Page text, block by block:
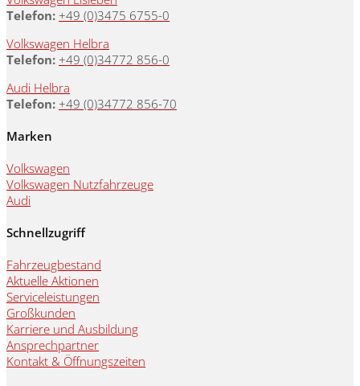
Telefon: +49 (0)3475 6755-0
Volkswagen Helbra
Telefon: +49 (0)34772 856-0
Audi Helbra
Telefon: +49 (0)34772 856-70
Marken
Volkswagen
Volkswagen Nutzfahrzeuge
Audi
Schnellzugriff
Fahrzeugbestand
Aktuelle Aktionen
Serviceleistungen
Großkunden
Karriere und Ausbildung
Ansprechpartner
Kontakt & Öffnungszeiten